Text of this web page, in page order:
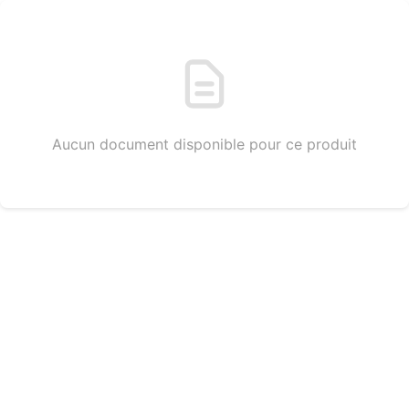
Aucun document disponible pour ce produit